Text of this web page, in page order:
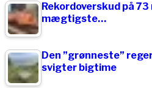
Rekordoverskud på
mægtigste…
Den ”grønneste”
svigter bigtime